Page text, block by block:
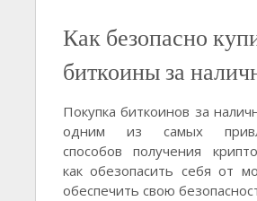
Как безопасно
биткоины за
Покупка биткоинов за
одним из самых
способов получения
как обезопасить себя от
обеспечить свою